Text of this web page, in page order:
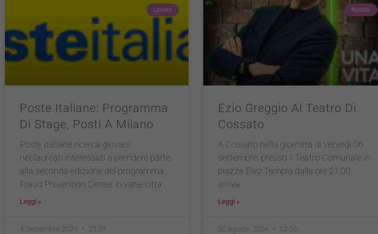
Lavoro
Poste Italiane: Programma
Di Stage, Posti A Milano
Poste Italiane ricerca giovani
neolaureati interessati a prendere parte
alla seconda edizione del programma
Fraud Prevention Center in varie città
Leggi »
4 Settembre 2024 21:59
Notizie
Ezio Greggio Al Teatro Di
Cossato
A Cossato nella giornata di venerdì 06
settembre, presso il Teatro Comunale in
piazza Elvo Tempia dalle ore 21:00
arriva
Leggi »
30 Agosto 2024 12:55